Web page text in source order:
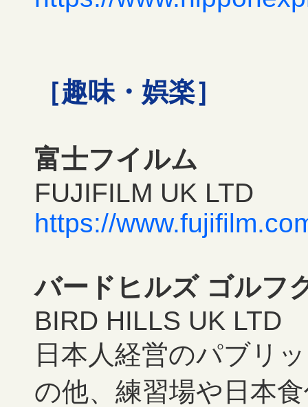
［趣味・娯楽］
富士フイルム
FUJIFILM UK LTD
https://
バードヒルズ ゴルフ
BIRD HILLS UK LTD
日本人経営のパブリ
の他、練習場や日本